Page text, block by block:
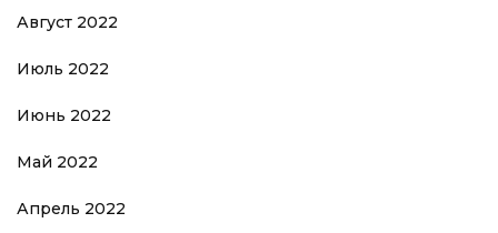
Август 2022
Июль 2022
Июнь 2022
Май 2022
Апрель 2022